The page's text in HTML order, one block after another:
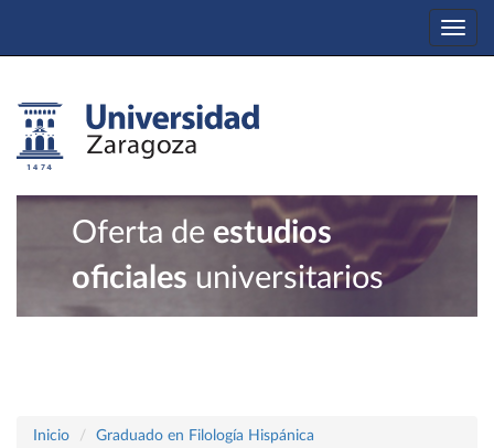
Oferta de estudios
oficiales universitarios
Inicio
Graduado en Filología Hispánica